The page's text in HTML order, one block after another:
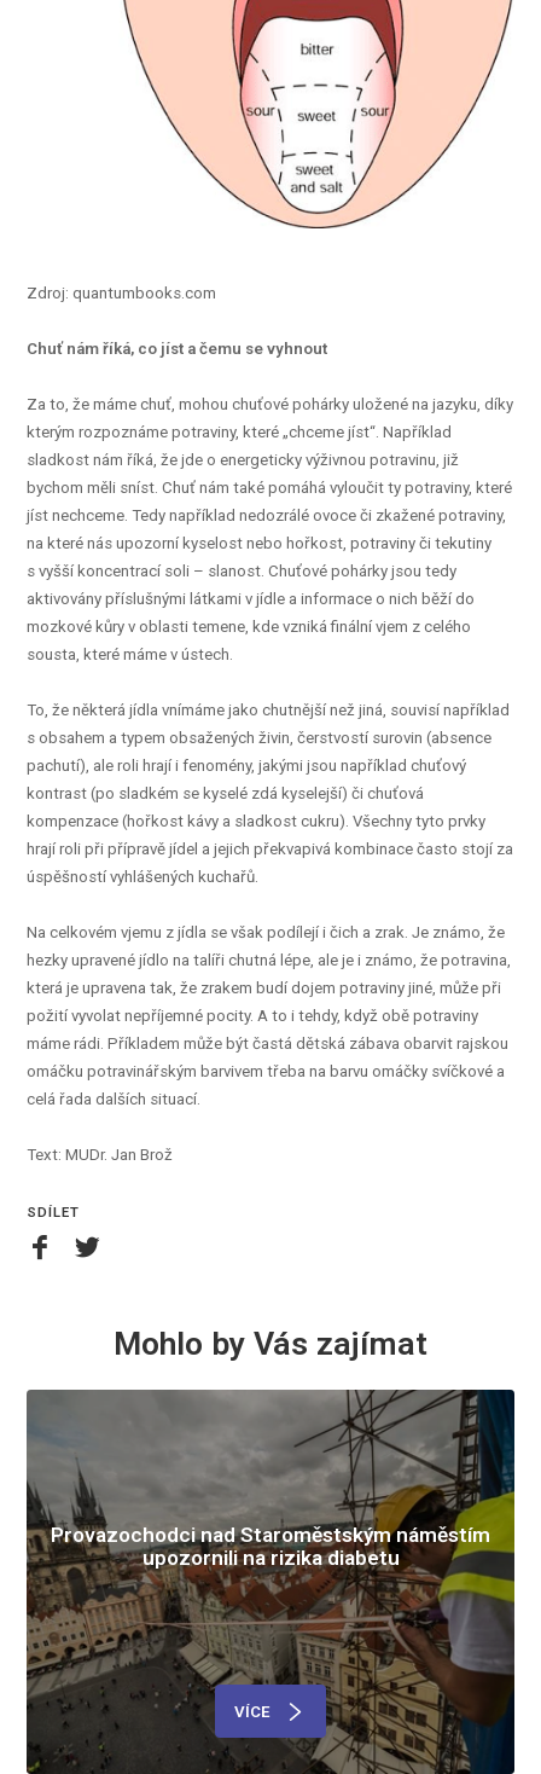
Zdroj: quantumbooks.com
Chuť nám říká, co jíst a čemu se vyhnout
Za to, že máme chuť, mohou chuťové pohárky uložené na jazyku, díky
kterým rozpoznáme potraviny, které „chceme jíst“. Například
sladkost nám říká, že jde o energeticky výživnou potravinu, již
bychom měli sníst. Chuť nám také pomáhá vyloučit ty potraviny, které
jíst nechceme. Tedy například nedozrálé ovoce či zkažené potraviny,
na které nás upozorní kyselost nebo hořkost, potraviny či tekutiny
s vyšší koncentrací soli – slanost. Chuťové pohárky jsou tedy
aktivovány příslušnými látkami v jídle a informace o nich běží do
mozkové kůry v oblasti temene, kde vzniká finální vjem z celého
sousta, které máme v ústech.
To, že některá jídla vnímáme jako chutnější než jiná, souvisí například
s obsahem a typem obsažených živin, čerstvostí surovin (absence
pachutí), ale roli hrají i fenomény, jakými jsou například chuťový
kontrast (po sladkém se kyselé zdá kyselejší) či chuťová
kompenzace (hořkost kávy a sladkost cukru). Všechny tyto prvky
hrají roli při přípravě jídel a jejich překvapivá kombinace často stojí za
úspěšností vyhlášených kuchařů.
Na celkovém vjemu z jídla se však podílejí i čich a zrak. Je známo, že
hezky upravené jídlo na talíři chutná lépe, ale je i známo, že potravina,
která je upravena tak, že zrakem budí dojem potraviny jiné, může při
požití vyvolat nepříjemné pocity. A to i tehdy, když obě potraviny
máme rádi. Příkladem může být častá dětská zábava obarvit rajskou
omáčku potravinářským barvivem třeba na barvu omáčky svíčkové a
celá řada dalších situací.
Text: MUDr. Jan Brož
SDÍLET
Mohlo by Vás zajímat
Provazochodci nad Staroměstským náměstím
upozornili na rizika diabetu
VÍCE